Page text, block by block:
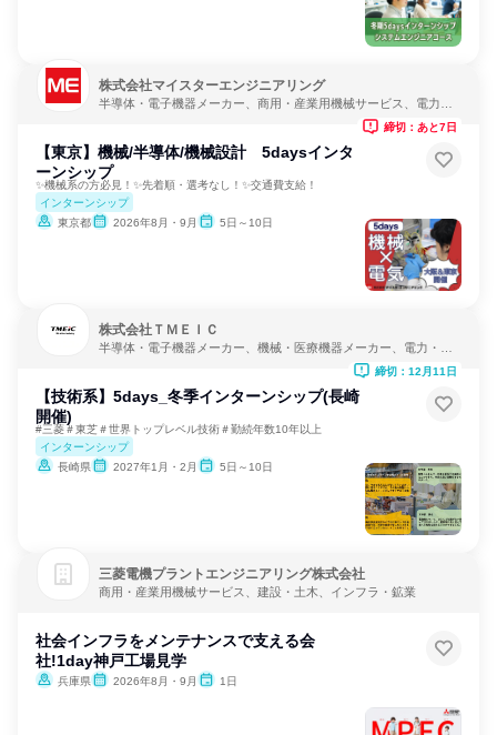
株式会社マイスターエンジニアリング
半導体・電子機器メーカー、商用・産業用機械サービス、電力・
【東京】機械/半導体/機械設計 5daysインタ
ーンシップ
✨機械系の方必見！✨先着順・選考なし！✨交通費支給！
インターンシップ
東京都
2026年8月・9月 5日～10日
締切：あと7日
株式会社ＴＭＥＩＣ
半導体・電子機器メーカー、機械・医療機器メーカー、電力・ガ
【技術系】5days_冬季インターンシップ(長崎
開催)
#三菱＃東芝＃世界トップレベル技術＃勤続年数10年以上
インターンシップ
長崎県
2027年1月・2月 5日～10日
締切：12月11日
三菱電機プラントエンジニアリング株式会社
商用・産業用機械サービス、建設・土木、インフラ・鉱業
社会インフラをメンテナンスで支える会
社!1day神戸工場見学
兵庫県 2026年8月・9月 1日